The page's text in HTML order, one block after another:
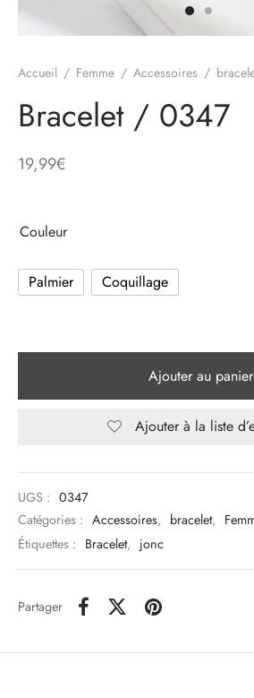
Accueil / Femme / Accessoires /
Bracelet / 0347
19,99€
Couleur
Palmier Coquillage
Ajouter au panier
Ajouter à la liste
UGS : 0347
Catégories : Accessoires, bracelet,
Étiquettes : Bracelet, jonc
Partager
Jogging
Combinaison